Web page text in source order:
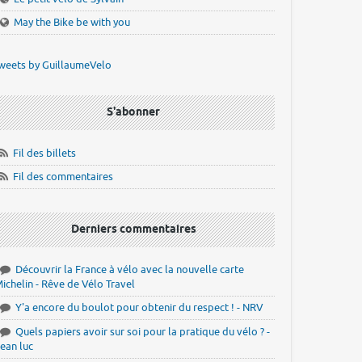
May the Bike be with you
by GuillaumeVelo
S'abonner
Fil des billets
Fil des commentaires
Derniers commentaires
Découvrir la France à vélo avec la nouvelle carte
- Rêve de Vélo Travel
Y'a encore du boulot pour obtenir du respect ! - NRV
Quels papiers avoir sur soi pour la pratique du vélo ? -
luc